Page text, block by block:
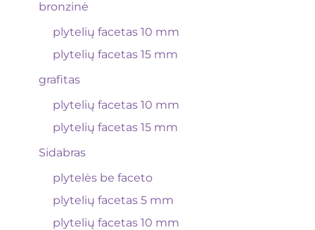
bronzinė
plytelių facetas 10 mm
plytelių facetas 15 mm
grafitas
plytelių facetas 10 mm
plytelių facetas 15 mm
Sidabras
plytelės be faceto
plytelių facetas 5 mm
plytelių facetas 10 mm